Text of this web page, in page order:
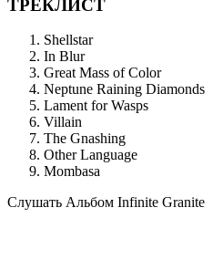
ТРЕКЛИСТ
Shellstar
In Blur
Great Mass of Color
Neptune Raining Diamonds
Lament for Wasps
Villain
The Gnashing
Other Language
Mombasa
Cлушать Альбом Infinite Granite